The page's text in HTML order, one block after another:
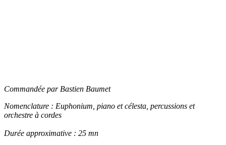
Commandée par Bastien Baumet
Nomenclature : Euphonium, piano et célesta, percussions et
orchestre à cordes
Durée approximative : 25 mn